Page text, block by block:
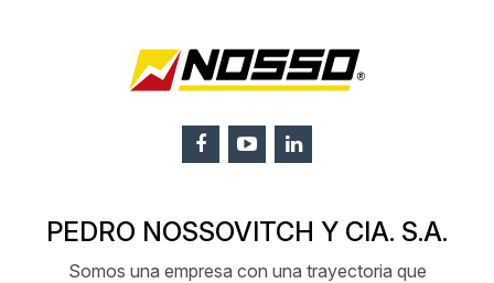
PEDRO NOSSOVITCH Y CIA. S.A.
Somos una empresa con una trayectoria que